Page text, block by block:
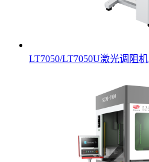
LT7050/LT7050U激光调阻机